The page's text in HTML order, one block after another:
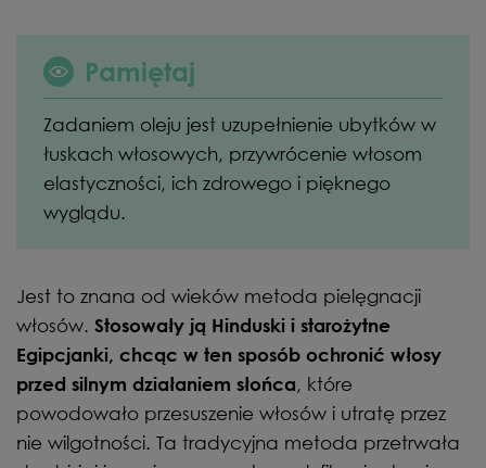
Pamiętaj
Zadaniem oleju jest uzupełnienie ubytków w
łuskach włosowych, przywrócenie włosom
elastyczności, ich zdrowego i pięknego
wyglądu.
Jest to znana od wieków metoda pielęgnacji
włosów. Stosowały ją Hinduski i starożytne
Egipcjanki, chcąc w ten sposób ochronić włosy
przed silnym działaniem słońca, które
powodowało przesuszenie włosów i utratę przez
nie wilgotności. Ta tradycyjna metoda przetrwała